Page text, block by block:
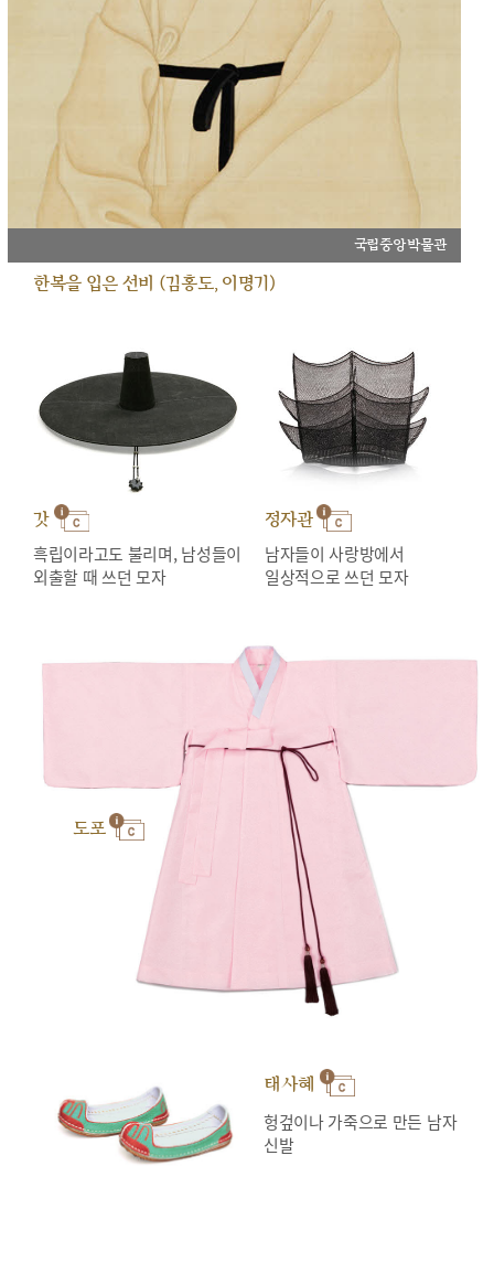
국립중앙박물관
한복을 입은 선비 (김홍도, 이명기)
갓
흑립이라고도 불리며, 남성들이
외출할 때 쓰던 모자
정자관
남자들이 사랑방에서
일상적으로 쓰던 모자
도포
태사혜
헝겊이나 가죽으로 만든 남자
신발